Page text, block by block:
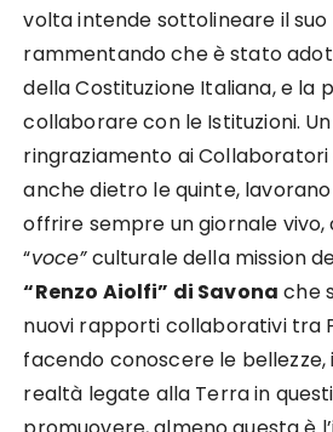
volta intende sottolineare il
rammentando che è stato
della Costituzione Italiana, e la
collaborare con le Istituzioni.
ringraziamento ai
anche dietro le quinte,
offrire sempre un giornale vivo,
“voce”culturale della mission
“Renzo Aiolfi” di Savona che
nuovi rapporti collaborativi tra
facendo conoscere le bellezze,
realtà legate alla Terra in